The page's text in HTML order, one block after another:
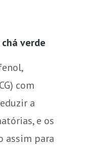
verde
com
a
e os
assim para